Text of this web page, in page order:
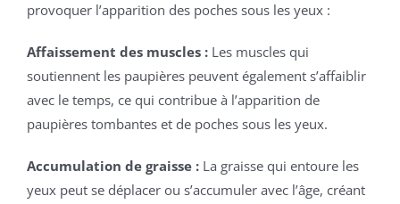
provoquer l’apparition des poches sous les yeux :
Affaissement des muscles : Les muscles qui
soutiennent les paupières peuvent également s’affaiblir
avec le temps, ce qui contribue à l’apparition de
paupières tombantes et de poches sous les yeux.
Accumulation de graisse : La graisse qui entoure les
yeux peut se déplacer ou s’accumuler avec l’âge, créant